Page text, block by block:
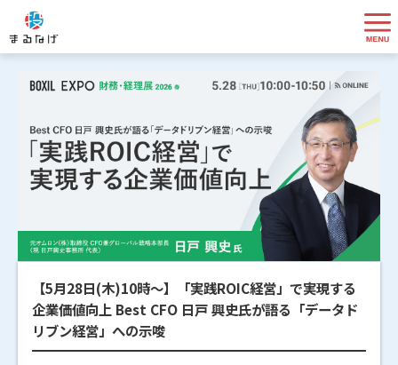
【5月28日(木)10時～】「実践ROIC経営」で実現する
企業価値向上 Best CFO 日戸 興史氏が語る「データド
リブン経営」への示唆